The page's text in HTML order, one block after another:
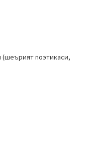
(шеърият поэтикаси,